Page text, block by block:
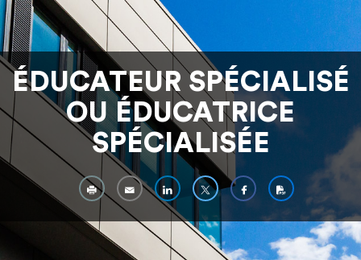
ÉDUCATEUR SPÉCIALISÉ
OU ÉDUCATRICE
SPÉCIALISÉE